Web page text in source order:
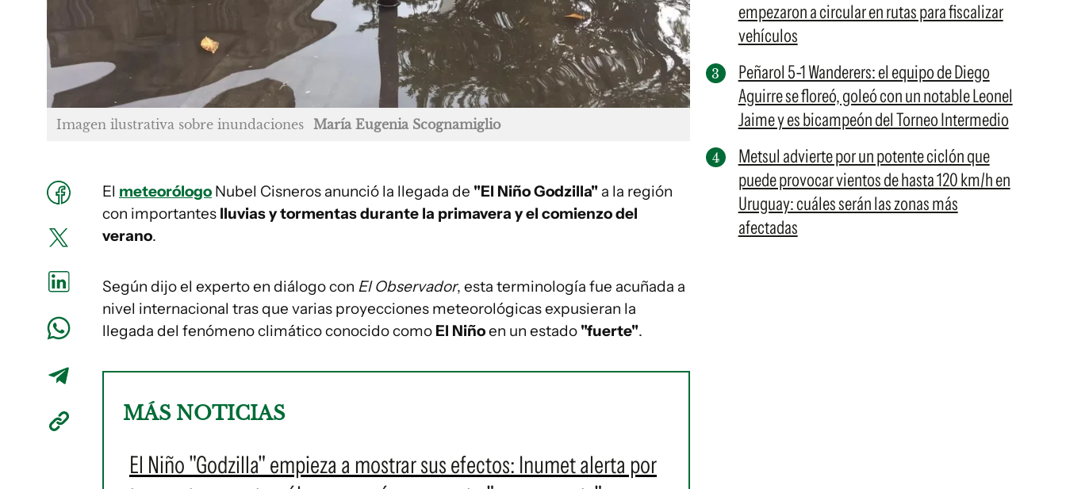
Imagen ilustrativa sobre inundaciones María Eugenia Scognamiglio
El meteorólogo Nubel Cisneros anunció la llegada de "El Niño Godzilla" a la región
con importantes lluvias y tormentas durante la primavera y el comienzo del
verano.
Según dijo el experto en diálogo con El Observador, esta terminología fue acuñada a
nivel internacional tras que varias proyecciones meteorológicas expusieran la
llegada del fenómeno climático conocido como El Niñoen un estado "fuerte".
MÁS NOTICIAS
El Niño "Godzilla" empieza a mostrar sus efectos: Inumet alerta por
empezaron a circular en rutas para fiscalizar
vehículos
Peñarol 5-1 Wanderers: el equipo de Diego
Aguirre se floreó, goleó con un notable Leonel
Jaime y es bicampeón del Torneo Intermedio
Metsul advierte por un potente ciclón que
puede provocar vientos de hasta 120 km/h en
Uruguay: cuáles serán las zonas más
afectadas